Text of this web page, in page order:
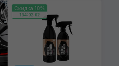
Скидка 10%
134:02:02